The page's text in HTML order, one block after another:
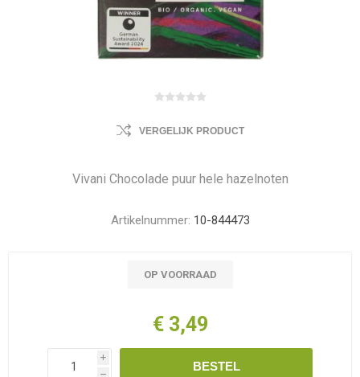
VERGELIJK PRODUCT
Vivani Chocolade puur hele hazelnoten
Artikelnummer: 10-844473
OP VOORRAAD
€ 3,49
i
h
BESTEL